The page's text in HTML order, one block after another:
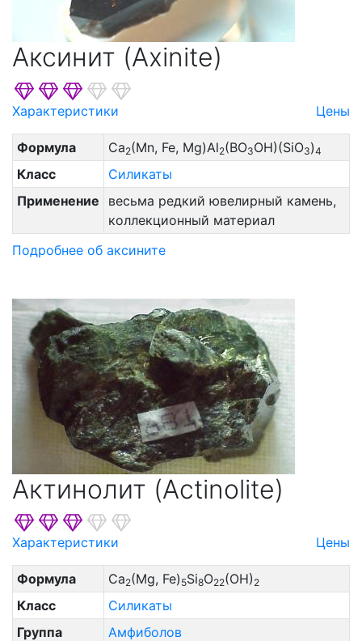
Аксинит (Axinite)
Характеристики Цены
Формула Ca2(Mn, Fe, Mg)Al2(BO3OH)(SiO3)4
Класс
Силикаты
Применение
весьма редкий ювелирный камень,
коллекционный материал
Подробнее об аксините
Актинолит (Actinolite)
Характеристики Цены
Формула Ca2(Mg, Fe) 5Si8O22(OH) 2
Класс
Силикаты
Группа
Амфиболов